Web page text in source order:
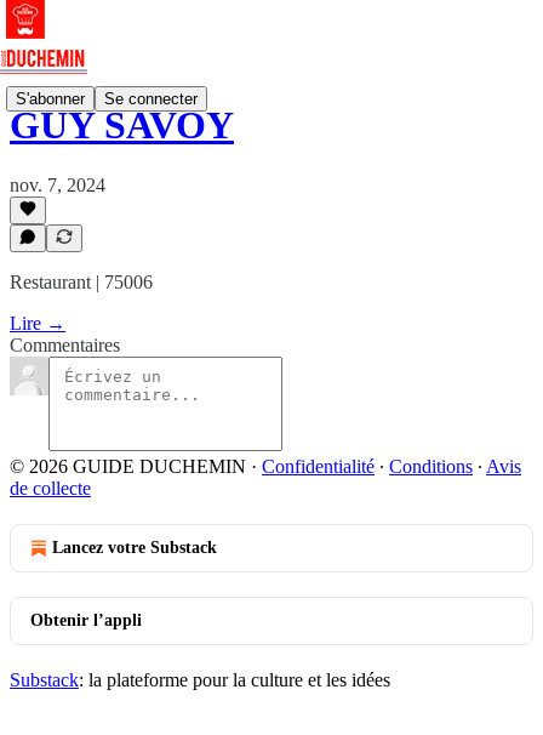
S'abonner Se connecter
GUY SAVOY
nov. 7, 2024
Restaurant | 75006
Lire →
Commentaires
© 2026 GUIDE DUCHEMIN · Confidentialité ∙ Conditions ∙ Avis
de collecte
Lancez votre Substack
Obtenir l’appli
Substack: la plateforme pour la culture et les idées